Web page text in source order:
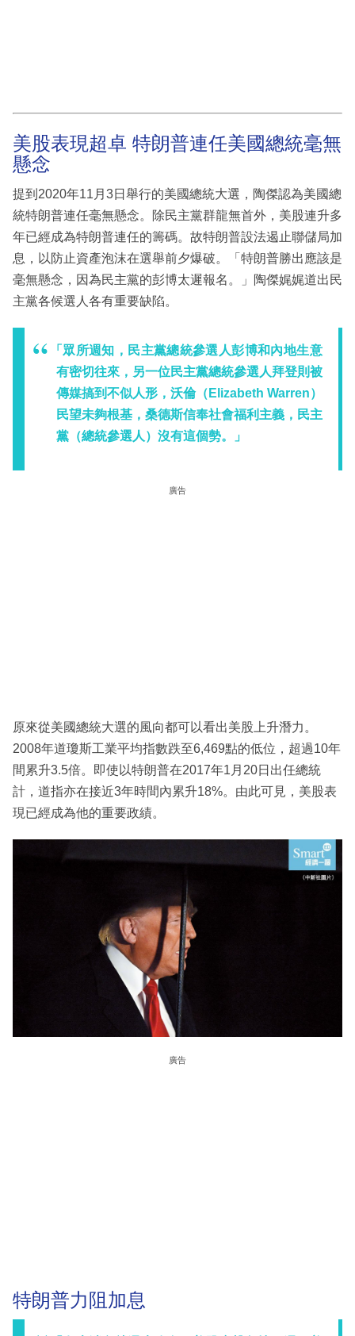
美股表現超卓 特朗普連任美國總統毫無
懸念
提到2020年11月3日舉行的美國總統大選，陶傑認為美國總
統特朗普連任毫無懸念。除民主黨群龍無首外，美股連升多
年已經成為特朗普連任的籌碼。故特朗普設法遏止聯儲局加
息，以防止資產泡沫在選舉前夕爆破。「特朗普勝出應該是
毫無懸念，因為民主黨的彭博太遲報名。」陶傑娓娓道出民
主黨各候選人各有重要缺陷。
「眾所週知，民主黨總統參選人彭博和內地生意
有密切往來，另一位民主黨總統參選人拜登則被
傳媒搞到不似人形，沃倫（Elizabeth Warren）
民望未夠根基，桑德斯信奉社會福利主義，民主
黨（總統參選人）沒有這個勢。」
廣告
原來從美國總統大選的風向都可以看出美股上升潛力。
2008年道瓊斯工業平均指數跌至6,469點的低位，超過10年
間累升3.5倍。即使以特朗普在2017年1月20日出任總統
計，道指亦在接近3年時間內累升18%。由此可見，美股表
現已經成為他的重要政績。
廣告
特朗普力阻加息